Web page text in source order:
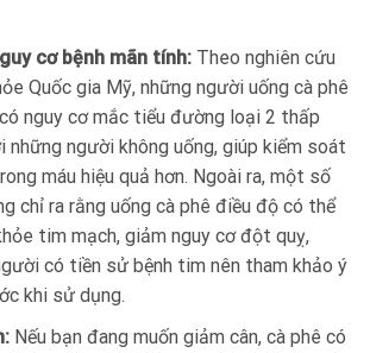
cơ bệnh mãn tính: Theo nghiên cứu
Quốc gia Mỹ, những người uống cà phê
nguy cơ mắc tiểu đường loại 2 thấp
những người không uống, giúp kiểm soát
máu hiệu quả hơn. Ngoài ra, một số
chỉ ra rằng uống cà phê điều độ có thể
tim mạch, giảm nguy cơ đột quỵ,
có tiền sử bệnh tim nên tham khảo ý
khi sử dụng.
Nếu bạn đang muốn giảm cân, cà phê có